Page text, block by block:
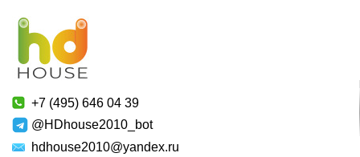
+7 (495) 646 04 39
@HDhouse2010_bot
hdhouse2010@yandex.ru